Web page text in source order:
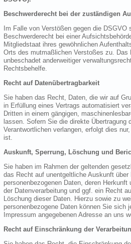
Beschwerderecht bei der zuständigen
Im Falle von Verstößen gegen die DSGVO
Beschwerderecht bei einer
Mitgliedstaat ihres gewöhnlichen
Orts des mutmaßlichen Verstoßes zu. Das
unbeschadet anderweitiger
Rechtsbehelfe.
Recht auf Datenübertragbarkeit
Sie haben das Recht, Daten, die wir auf
in Erfüllung eines Vertrags automatisiert
Dritten in einem gängigen,
lassen. Sofern Sie die direkte Übertragung
Verantwortlichen verlangen, erfolgt dies
ist.
Auskunft, Sperrung, Löschung und
Sie haben im Rahmen der geltenden
das Recht auf unentgeltliche Auskunft über
personenbezogenen Daten, deren
der Datenverarbeitung und ggf. ein Recht
Löschung dieser Daten. Hierzu sowie zu
personenbezogene Daten können Sie sich
Impressum angegebenen Adresse an uns
Recht auf Einschränkung der